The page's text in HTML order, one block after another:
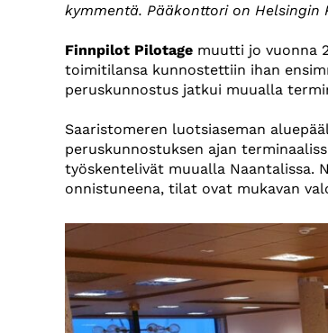
kymmentä. Pääkonttori on Helsingin
Finnpilot Pilotage muutti jo vuonna
toimitilansa kunnostettiin ihan
peruskunnostus jatkui muualla
Saaristomeren luotsiaseman
peruskunnostuksen ajan
työskentelivät muualla Naantalissa.
onnistuneena, tilat ovat mukavan